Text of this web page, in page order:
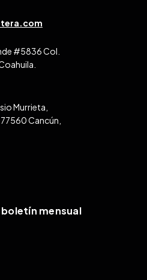
#5836 Col.
Murrieta,
Cancún,
mensual